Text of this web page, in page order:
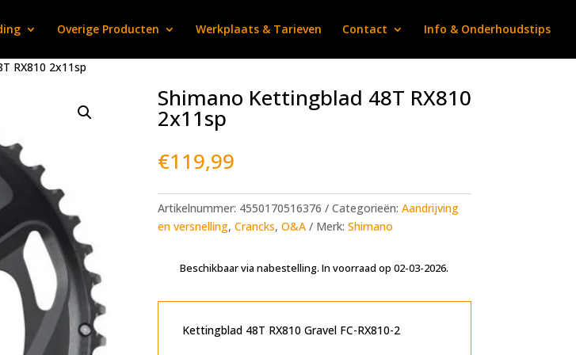
Overige Producten Werkplaats & Tarieven Contact Info & Onderhoudstips
RX810 2x11sp
Shimano Kettingblad 48T RX810
2x11sp
€119,99
Artikelnummer: 4550170516376 Categorieën: Aandrijving
en versnelling, Crancks, O&A Merk: Shimano
Beschikbaar via nabestelling. In voorraad op 02-03-2026.
l
Kettingblad 48T RX810 Gravel FC-RX810-2